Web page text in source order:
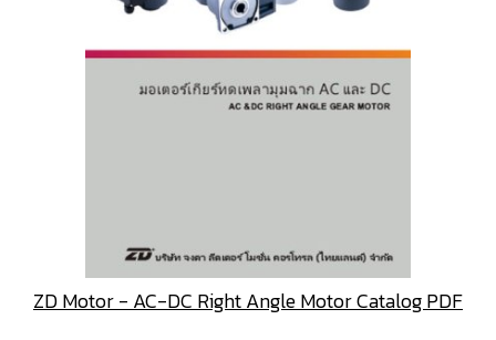
ZD Motor - AC-DC Right Angle Motor Catalog PDF